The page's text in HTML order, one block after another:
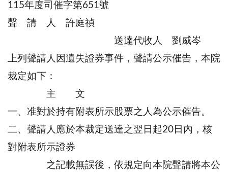
115年度司催字第651號
聲 請 人 許庭禎
送達代收人 劉威岑
上列聲請人因遺失證券事件，聲請公示催告，本院
裁定如下：
主 文
一、准對於持有附表所示股票之人為公示催告。
二、聲請人應於本裁定送達之翌日起20日內，核
對附表所示證券
之記載無誤後，依規定向本院聲請將本公